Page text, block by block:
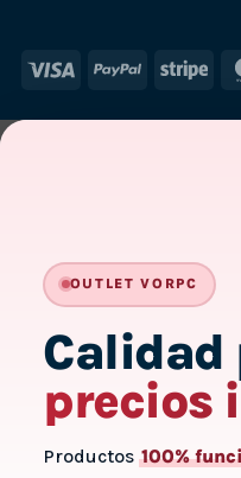
Visa PayPal
OUTLET VORPC
Calidad
precios
Productos 100%